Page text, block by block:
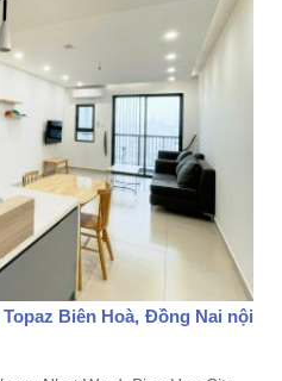
Biên Hoà, Đồng Nai nội